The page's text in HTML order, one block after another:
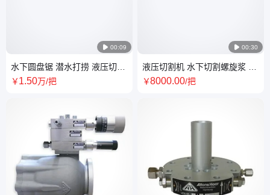
 00:09
水下圆盘锯 潜水打捞 液压切割
机 应用于打捞局
￥1.50万/把
 00:30
液压切割机 水下切割螺旋浆 打
捞局船厂工具 专业水下切割机
￥8000.00/把